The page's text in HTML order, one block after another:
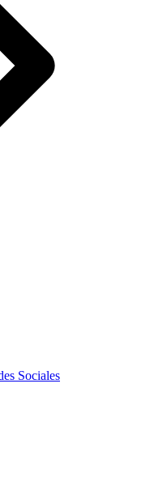
Sociales